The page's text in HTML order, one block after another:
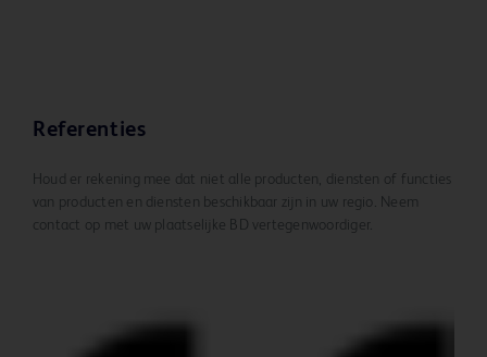
Referenties
Houd er rekening mee dat niet alle producten, diensten of functies
van producten en diensten beschikbaar zijn in uw regio. Neem
contact op met uw plaatselijke BD vertegenwoordiger.